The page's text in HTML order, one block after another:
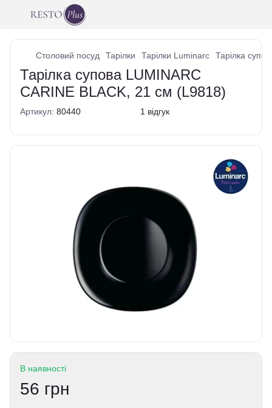
Столовий посуд Тарілки Тарілки Luminarc Тарілка
Тарілка супова LUMINARC
CARINE BLACK, 21 см (L9818)
Артикул: 80440 1 відгук
В наявності
56 грн